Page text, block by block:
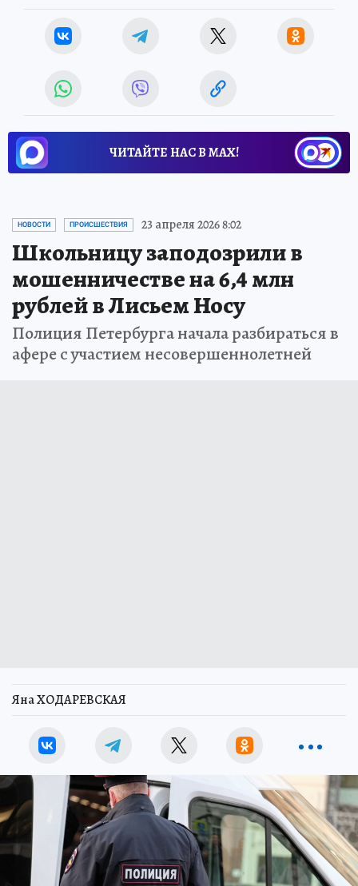
ЧИТАЙТЕ НАС В МАХ!
НОВОСТИ ПРОИСШЕСТВИЯ 23 апреля 2026 8:02
Школьницу заподозрили в
мошенничестве на 6,4 млн
рублей в Лисьем Носу
Полиция Петербурга начала разбираться в
афере с участием несовершеннолетней
Яна ХОДАРЕВСКАЯ